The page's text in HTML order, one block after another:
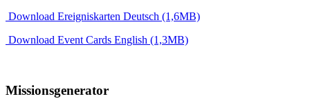
Download Ereigniskarten Deutsch (1,6MB)
Download Event Cards English (1,3MB)
Missionsgenerator